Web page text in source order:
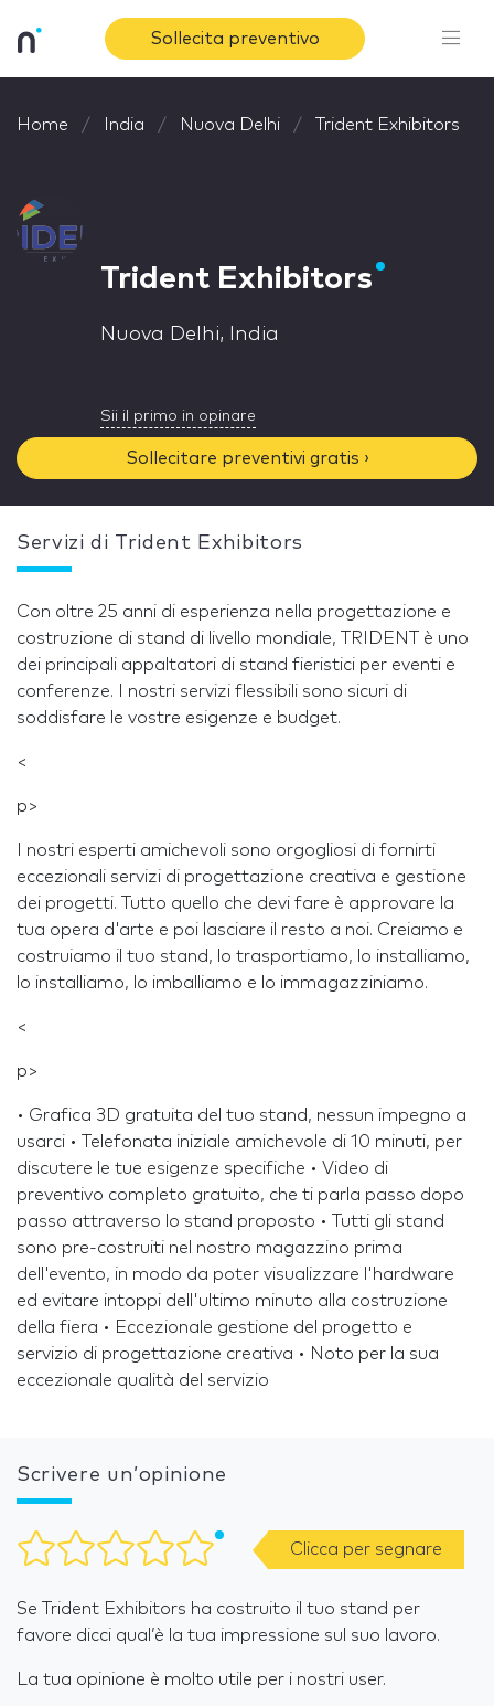
Sollecita preventivo
Home India Nuova Delhi Trident Exhibitors
Trident Exhibitors
Nuova Delhi, India
Sii il primo in opinare
Sollecitare preventivi gratis ›
Servizi di Trident Exhibitors
Con oltre 25 anni di esperienza nella progettazione e
costruzione di stand di livello mondiale, TRIDENT è uno
dei principali appaltatori di stand fieristici per eventi e
conferenze. I nostri servizi flessibili sono sicuri di
soddisfare le vostre esigenze e budget.
<
p>
I nostri esperti amichevoli sono orgogliosi di fornirti
eccezionali servizi di progettazione creativa e gestione
dei progetti. Tutto quello che devi fare è approvare la
tua opera d'arte e poi lasciare il resto a noi. Creiamo e
costruiamo il tuo stand, lo trasportiamo, lo installiamo,
lo installiamo, lo imballiamo e lo immagazziniamo.
<
p>
• Grafica 3D gratuita del tuo stand, nessun impegno a
usarci • Telefonata iniziale amichevole di 10 minuti, per
discutere le tue esigenze specifiche • Video di
preventivo completo gratuito, che ti parla passo dopo
passo attraverso lo stand proposto • Tutti gli stand
sono pre-costruiti nel nostro magazzino prima
dell'evento, in modo da poter visualizzare l'hardware
ed evitare intoppi dell'ultimo minuto alla costruzione
della fiera • Eccezionale gestione del progetto e
servizio di progettazione creativa • Noto per la sua
eccezionale qualità del servizio
Scrivere un’opinione
Clicca per segnare
Se Trident Exhibitors ha costruito il tuo stand per
favore dicci qual’è la tua impressione sul suo lavoro.
La tua opinione è molto utile per i nostri user.